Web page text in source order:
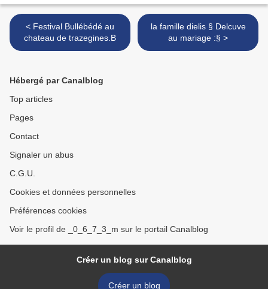
< Festival Bullébédé au
chateau de trazegines.B
la famille dielis § Delcuve
au mariage :§ >
Hébergé par Canalblog
Top articles
Pages
Contact
Signaler un abus
C.G.U.
Cookies et données personnelles
Préférences cookies
Voir le profil de _0_6_7_3_m sur le portail Canalblog
Créer un blog sur Canalblog
Créer un blog